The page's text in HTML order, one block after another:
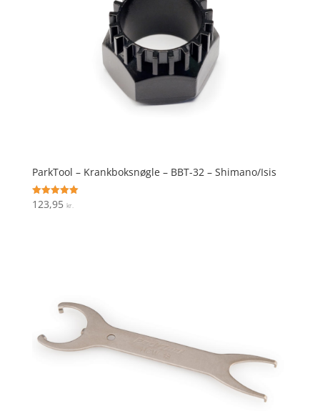
ParkTool – Krankboksnøgle – BBT-32 – Shimano/Isis
Vurderet
5
123,95 kr.